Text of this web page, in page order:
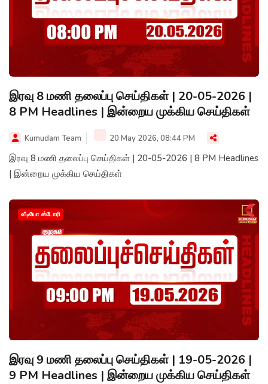
இரவு 8 மணி தலைப்பு செய்திகள் | 20-05-2026 |
8 PM Headlines | இன்றைய முக்கிய செய்திகள்
Kumudam Team 20 May 2026, 08:44 PM
இரவு 8 மணி தலைப்பு செய்திகள் | 20-05-2026 | 8 PM Headlines
| இன்றைய முக்கிய செய்திகள்
வீடியோ ஸ்டோரி
இரவு 9 மணி தலைப்பு செய்திகள் | 19-05-2026 |
9 PM Headlines | இன்றைய முக்கிய செய்திகள்